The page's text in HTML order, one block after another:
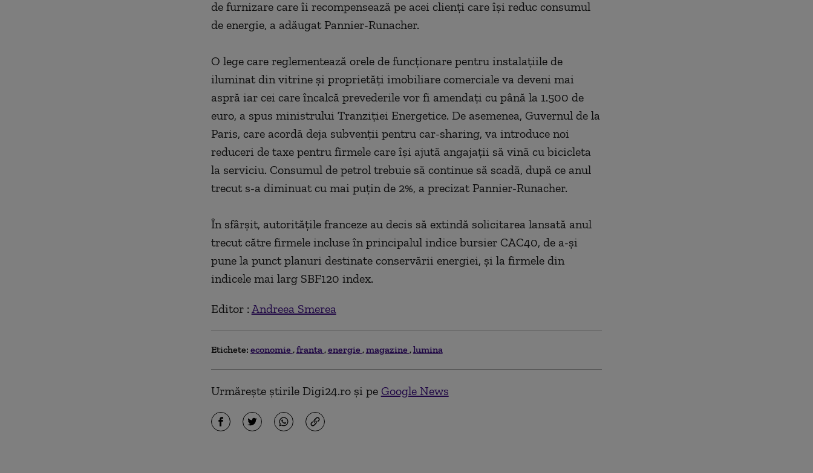
de furnizare care îi recompensează pe acei clienţi care îşi reduc consumul
de energie, a adăugat Pannier-Runacher.
O lege care reglementează orele de funcţionare pentru instalaţiile de
iluminat din vitrine şi proprietăţi imobiliare comerciale va deveni mai
aspră iar cei care încalcă prevederile vor fi amendaţi cu până la 1.500 de
euro, a spus ministrului Tranziţiei Energetice. De asemenea, Guvernul de la
Paris, care acordă deja subvenţii pentru car-sharing, va introduce noi
reduceri de taxe pentru firmele care îşi ajută angajaţii să vină cu bicicleta
la serviciu. Consumul de petrol trebuie să continue să scadă, după ce anul
trecut s-a diminuat cu mai puţin de 2%, a precizat Pannier-Runacher.
În sfârşit, autorităţile franceze au decis să extindă solicitarea lansată anul
trecut către firmele incluse în principalul indice bursier CAC40, de a-şi
pune la punct planuri destinate conservării energiei, şi la firmele din
indicele mai larg SBF120 index.
Editor : Andreea Smerea
Etichete: economie franta energie magazine lumina
Urmărește știrile Digi24.ro și pe Google News